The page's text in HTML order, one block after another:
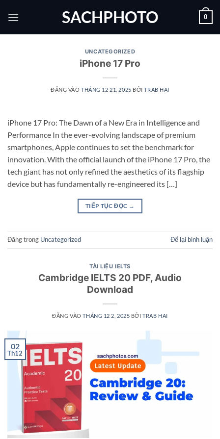
qua
SACHPHOTO 0
UNCATEGORIZED
iPhone 17 Pro
ĐĂNG VÀOTHÁNG 12 21, 2025 BỞITRAB HAI
iPhone 17 Pro: The Dawn of a New Era in Intelligence and
Performance In the ever-evolving landscape of premium
smartphones, Apple continues to set the benchmark for
innovation. With the official launch of the iPhone 17 Pro, the
tech giant has not only refined the aesthetics of its flagship
device but has fundamentally re-engineered its […]
TIẾP TỤC ĐỌC →
Đăng trong Uncategorized Để lại bình luận
TÀI LIỆU IELTS
Cambridge IELTS 20 PDF, Audio
Download
ĐĂNG VÀOTHÁNG 12 2, 2025 BỞITRAB HAI
02
Th12